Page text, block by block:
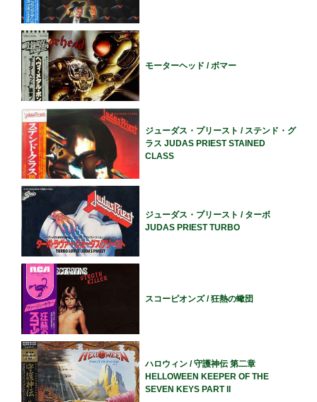
モーターヘッド / ボマー
ジューダス・プリースト / ステンド・グ
ラス JUDAS PRIEST STAINED
CLASS
ジューダス・プリースト / ターボ
JUDAS PRIEST TURBO
スコーピオンズ / 狂熱の蠍団
ハロウィン / 守護神伝 第二章
HELLOWEEN KEEPER OF THE
SEVEN KEYS PART II